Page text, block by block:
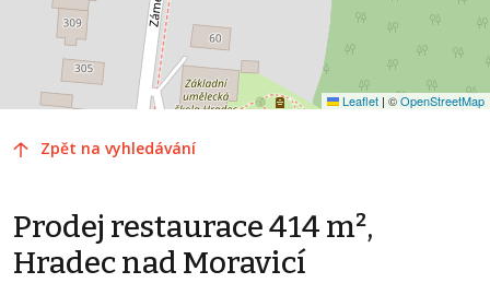
Leaflet | ©OpenStreetMap
Zpět na vyhledávání
Prodej restaurace 414 m²,
Hradec nad Moravicí